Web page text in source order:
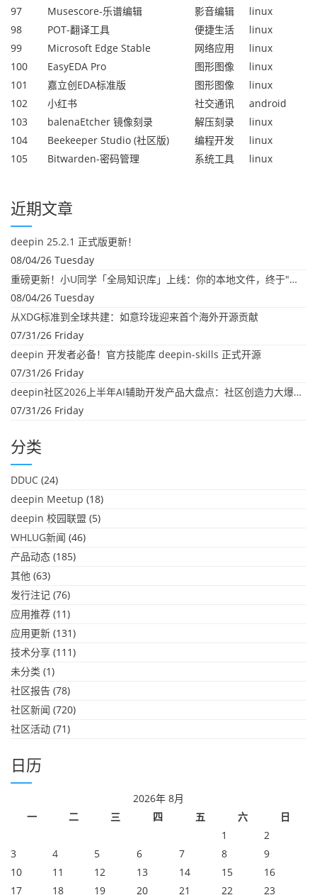
97
Musescore-乐谱编辑 影音编辑
linux
98
POT-翻译工具 便捷生活
linux
99
Microsoft Edge Stable 网络应用
linux
100
EasyEDA Pro 图形图像
linux
101
嘉立创EDA标准版 图形图像
linux
102
小红书 社交通讯
android
103
balenaEtcher 镜像刻录 解压刻录
linux
104
Beekeeper Studio (社区版) 编程开发
linux
105
Bitwarden-密码管理 系统工具 linux
近期文章
deepin 25.2.1 正式版更新！
08/04/26 Tuesday
重磅更新！小U同学「全局知识库」上线：你的本地文件，终于"活"起来了
08/04/26 Tuesday
从XDG标准到全球共建：如意玲珑迎来首个海外开源贡献
07/31/26 Friday
deepin 开发者必备！官方技能库 deepin-skills 正式开源
07/31/26 Friday
deepin社区2026上半年AI辅助开发产品大盘点：社区创造力大爆发！
07/31/26 Friday
分类
DDUC (24)
deepin Meetup (18)
deepin 校园联盟 (5)
WHLUG新闻 (46)
产品动态 (185)
其他 (63)
发行注记 (76)
应用推荐 (11)
应用更新 (131)
技术分享 (111)
未分类 (1)
社区报告 (78)
社区新闻 (720)
社区活动 (71)
日历
2026年 8月
一
二 三 四 五 六
日
1
2
3
4 5 6 7 8
9
10
11 12 13 14 15
16
17
18 19 20 21 22 23